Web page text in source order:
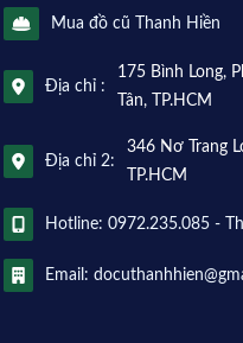
Mua đồ cũ Thanh Hiền
Địa chỉ :
175 Bình Long,
Tân, TP.HCM
Địa chỉ 2:
346 Nơ Trang
TP.HCM
Hotline: 0972.235.085 -
Email: